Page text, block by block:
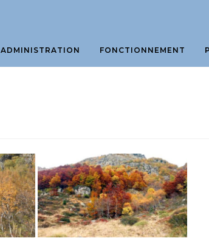
ADMINISTRATION FONCTIONNEMENT